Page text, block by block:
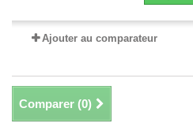
Ajouter au comparateur
Comparer (0)